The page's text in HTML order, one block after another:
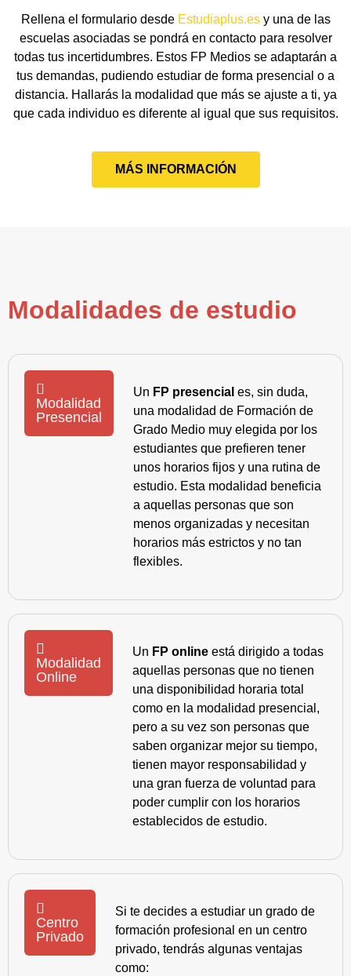
Rellena el formulario desde Estudiaplus.esy una de las
escuelas asociadas se pondrá en contacto para resolver
todas tus incertidumbres. Estos FP Medios se adaptarán a
tus demandas, pudiendo estudiar de forma presencial o a
distancia. Hallarás la modalidad que más se ajuste a ti, ya
que cada individuo es diferente al igual que sus requisitos.
MÁS INFORMACIÓN
Modalidades de estudio
Modalidad
Presencial
Un FP presencial es, sin duda,
una modalidad de Formación de
Grado Medio muy elegida por los
estudiantes que prefieren tener
unos horarios fijos y una rutina de
estudio. Esta modalidad beneficia
a aquellas personas que son
menos organizadas y necesitan
horarios más estrictos y no tan
flexibles.
Modalidad
Online
Un FP online está dirigido a todas
aquellas personas que no tienen
una disponibilidad horaria total
como en la modalidad presencial,
pero a su vez son personas que
saben organizar mejor su tiempo,
tienen mayor responsabilidad y
una gran fuerza de voluntad para
poder cumplir con los horarios
establecidos de estudio.
Centro
Privado
Si te decides a estudiar un grado de
formación profesional en un centro
privado, tendrás algunas ventajas
como: